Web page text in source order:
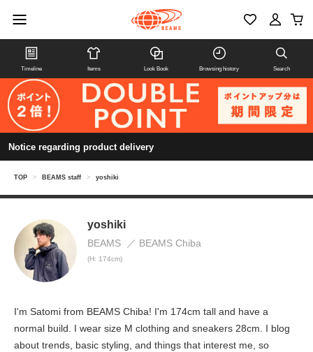
Timeline Items Look Book Browsing history Search
Notice regarding product delivery
TOP > BEAMS staff > yoshiki
yoshiki
BEAMS BEAMS Chiba
(H: 174cm)
I'm Satomi from BEAMS Chiba! I'm 174cm tall and have a
normal build. I wear size M clothing and sneakers 28cm. I blog
about trends, basic styling, and things that interest me, so